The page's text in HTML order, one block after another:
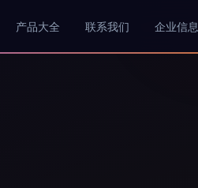
产品大全 联系我们 企业信息